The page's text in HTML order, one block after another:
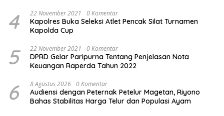
4 22 November 2021 0 Komentar
Kapolres Buka Seleksi Atlet Pencak Silat Turnamen
Kapolda Cup
5 22 November 2021 0 Komentar
DPRD Gelar Paripurna Tentang Penjelasan Nota
Keuangan Raperda Tahun 2022
6 8 Agustus 2026 0 Komentar
Audiensi dengan Peternak Petelur Magetan, Riyono
Bahas Stabilitas Harga Telur dan Populasi Ayam